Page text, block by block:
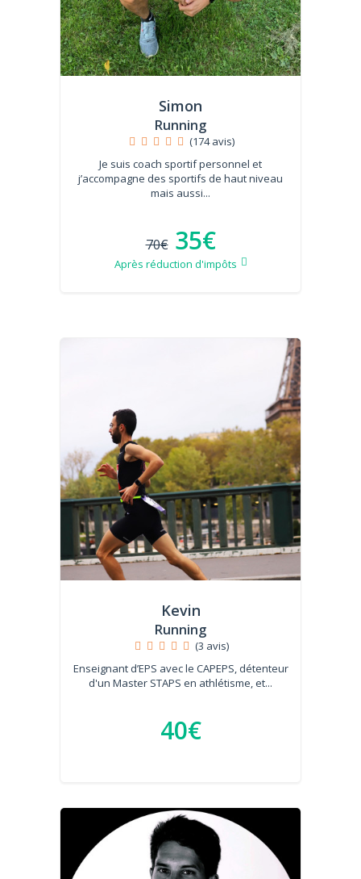
Simon
Running
(174 avis)
Je suis coach sportif personnel et
j’accompagne des sportifs de haut niveau
mais aussi...
70€ 35€
Après réduction d'impôts
Kevin
Running
(3 avis)
Enseignant d’EPS avec le CAPEPS, détenteur
d'un Master STAPS en athlétisme, et...
40€